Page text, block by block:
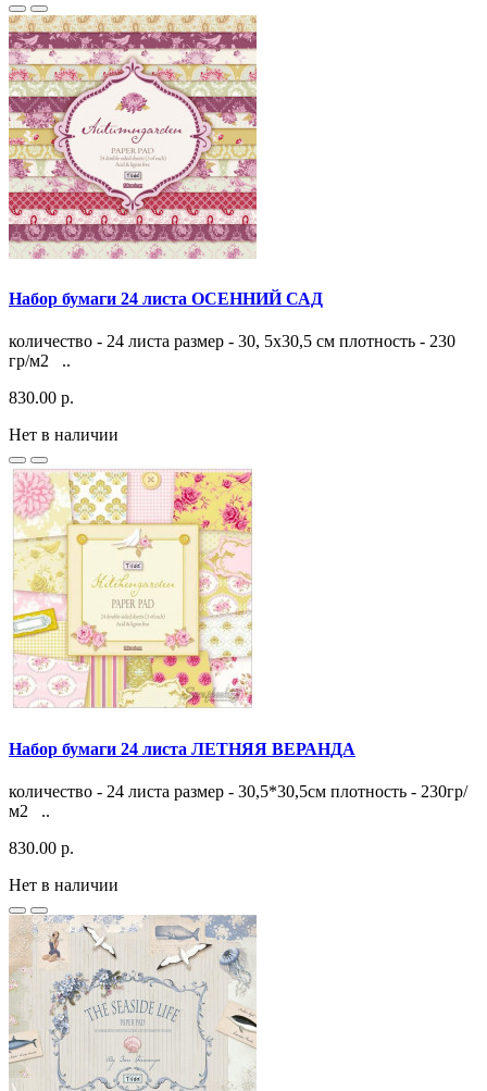
Набор бумаги 24 листа ОСЕННИЙ САД
количество - 24 листа размер - 30, 5х30,5 см плотность - 230
гр/м2 ..
830.00 р.
Нет в наличии
Набор бумаги 24 листа ЛЕТНЯЯ ВЕРАНДА
количество - 24 листа размер - 30,5*30,5см плотность - 230гр/
м2 ..
830.00 р.
Нет в наличии